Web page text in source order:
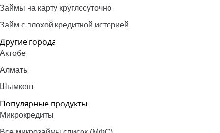
Займы на карту круглосуточно
Займ с плохой кредитной историей
Другие города
Актобе
Алматы
Шымкент
Популярные продукты
Микрокредиты